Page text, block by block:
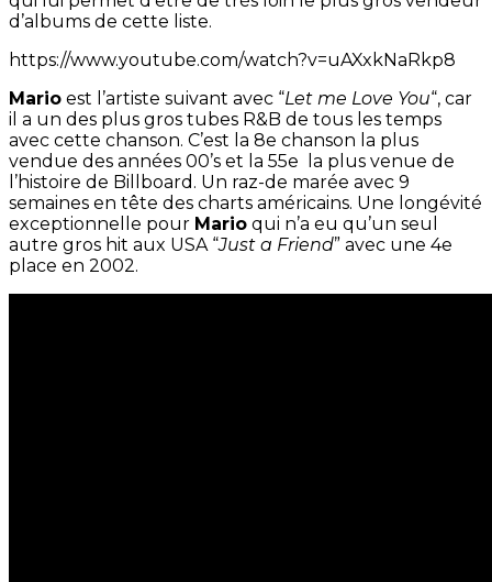
d’albums de cette liste.
https://www.youtube.com/watch?v=uAXxkNaRkp8
Mario est l’artiste suivant avec “Let me Love You“, car
il a un des plus gros tubes R&B de tous les temps
avec cette chanson. C’est la 8e chanson la plus
vendue des années 00’s et la 55e la plus venue de
l’histoire de Billboard. Un raz-de marée avec 9
semaines en tête des charts américains. Une longévité
exceptionnelle pour Mario qui n’a eu qu’un seul
autre gros hit aux USA “Just a Friend” avec une 4e
place en 2002.